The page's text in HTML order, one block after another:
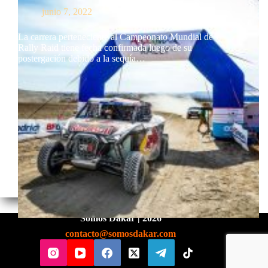
junio 7, 2022
La carrera perteneciente al Campeonato Mundial de
Rally Raid tiene fecha confirmada luego de su
postergación debido a la sequía…
Somos Dakar | 2026
contacto@somosdakar.com